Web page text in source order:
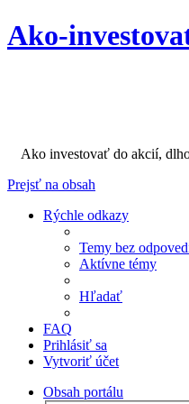
Ako-
Ako investovať do akcií,
Prejsť na obsah
Rýchle odkazy
Temy bez
Aktívne témy
Hľadať
FAQ
Prihlásiť sa
Vytvoriť účet
Obsah portálu